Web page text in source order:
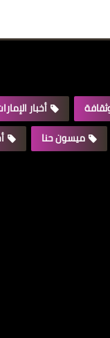
أخبار
ميسون حنا